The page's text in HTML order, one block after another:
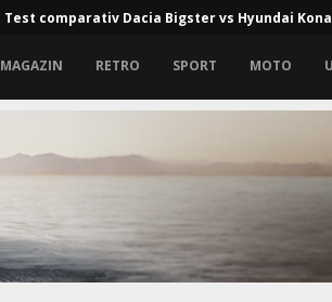
Test comparativ Dacia Bigster vs Hyundai
MAGAZIN RETRO SPORT MOTO